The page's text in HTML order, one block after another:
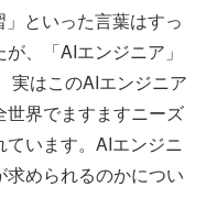
」といった言葉はすっ
、「AIエンジニア」
実はこのAIエンジニア
界でますますニーズ
います。AIエンジニ
められるのかについ